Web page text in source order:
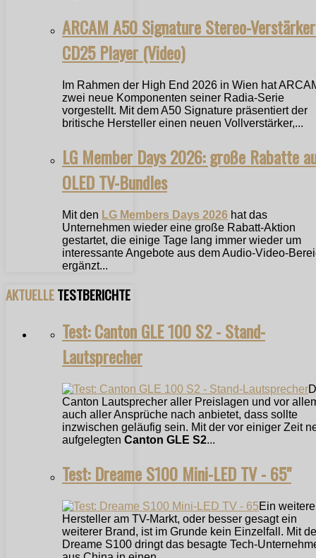
ARCAM A50 Signature Stereo-
CD25 Player (Video)
Im Rahmen der High End 2026 in Wien hat
zwei neue Komponenten seiner Radia-Serie
vorgestellt. Mit dem A50 Signature präsentiert der
britische Hersteller einen neuen Vollverstärker,...
LG Member Days 2026: große Rabatte
OLED TV-Bundles
Mit den LG Members Days 2026 hat das
Unternehmen wieder eine große Rabatt-Aktion
gestartet, die einige Tage lang immer wieder um
interessante Angebote aus dem Audio-Video-
ergänzt...
AKTUELLETESTBERICHTE
Test: Canton GLE 100 S2 - Stand-
Lautsprecher
Canton Lautsprecher aller Preislagen und vor
auch aller Ansprüche nach anbietet, dass sollte
inzwischen geläufig sein. Mit der vor einiger Zeit
aufgelegten Canton GLE S2...
Test: Dreame S100 Mini-LED TV - 65"
Ein
Hersteller am TV-Markt, oder besser gesagt ein
weiterer Brand, ist im Grunde kein Einzelfall. Mit
Dreame S100 dringt das besagte Tech-